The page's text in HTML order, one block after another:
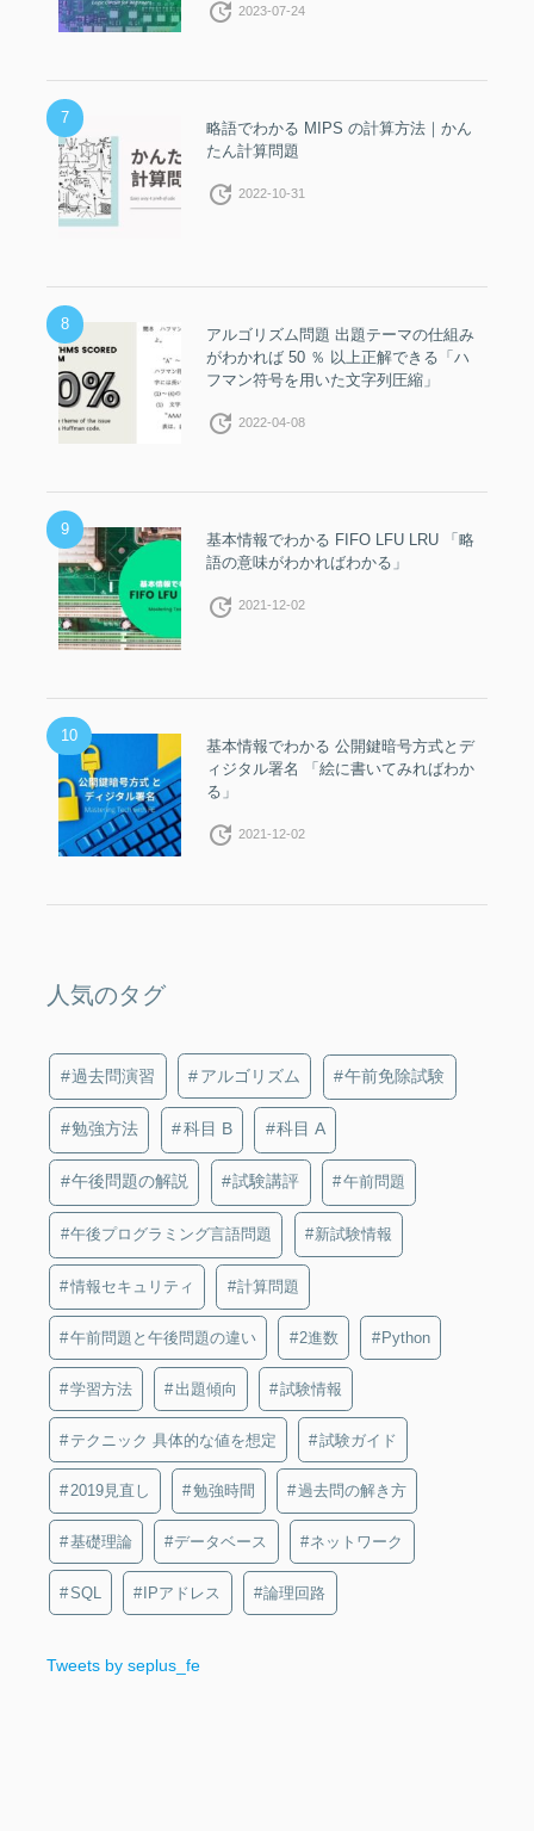
update 2023-07-24
7
略語でわかる MIPS の計算方法｜かん
たん計算問題
update 2022-10-31
8
アルゴリズム問題 出題テーマの仕組み
がわかれば 50 ％ 以上正解できる「ハ
フマン符号を用いた文字列圧縮」
update 2022-04-08
9
基本情報でわかる FIFO LFU LRU 「略
語の意味がわかればわかる」
update 2021-12-02
10
基本情報でわかる 公開鍵暗号方式とデ
ィジタル署名 「絵に書いてみればわか
る」
update 2021-12-02
人気のタグ
過去問演習 アルゴリズム 午前免除試験
勉強方法 科目 B 科目 A
午後問題の解説 試験講評 午前問題
午後プログラミング言語問題 新試験情報
情報セキュリティ 計算問題
午前問題と午後問題の違い 2進数 Python
学習方法 出題傾向 試験情報
テクニック 具体的な値を想定 試験ガイド
2019見直し 勉強時間 過去問の解き方
基礎理論 データベース ネットワーク
SQL IPアドレス 論理回路
Tweets by seplus_fe